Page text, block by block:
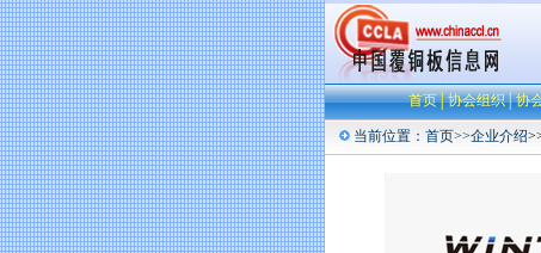
首页│协会组织│协
当前位置： 首页>>企业介绍